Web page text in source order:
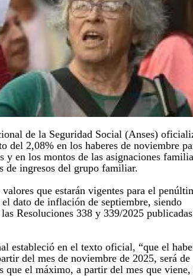
de la Seguridad Social (Anses)
del 2,08% en los haberes de noviembre
y en los montos de las asignaciones
de ingresos del grupo familiar.
que estarán vigentes para el
dato de inflación de septiembre, siendo
Resoluciones 338 y 339/2025
estableció en el texto oficial, “que el
del mes de noviembre de 2025, será de
que el máximo, a partir del mes que viene,